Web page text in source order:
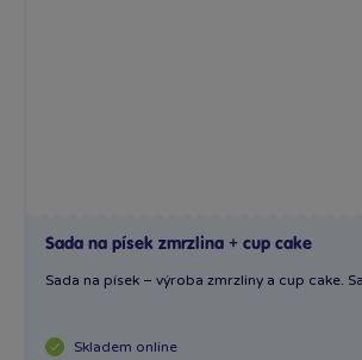
Sada na písek - hrad
Sada na písek na výrobu pískových hradů.
Skladem online